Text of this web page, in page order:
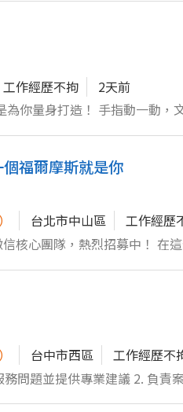
6. 與攝影師和工作團隊緊密
擁有超群的審美敏銳度和表演能力
任 賴a5538799
工作經歷不拘
2天前
的創意在社群裡大放異彩！ 現在就加
福爾摩斯就是你
台北市中山區 工作經歷
界上，許多故事的答案都被隱藏在迷霧之中。我們
爭取之搜證）。 工作內容： 深度情報搜集與分析：
跟監與現場應變： 執行高難度的跟蹤與定點守候，並
碎片化的線索整
的環境適應與溝通力： 具備良好的社交應變能力，能
速融入不同環境並有效溝通。 （加分項：
台中市西區 工作經歷不
資料整理與追蹤，確保案件進度順利推展 3. 熟